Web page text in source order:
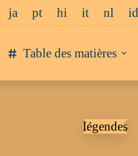
ja pt hi it nl id
Table des matières
légendes